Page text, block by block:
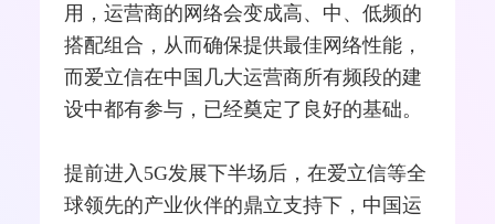
用，运营商的网络会变成高、中、低频的
搭配组合，从而确保提供最佳网络性能，
而爱立信在中国几大运营商所有频段的建
设中都有参与，已经奠定了良好的基础。
提前进入5G发展下半场后，在爱立信等全
球领先的产业伙伴的鼎立支持下，中国运